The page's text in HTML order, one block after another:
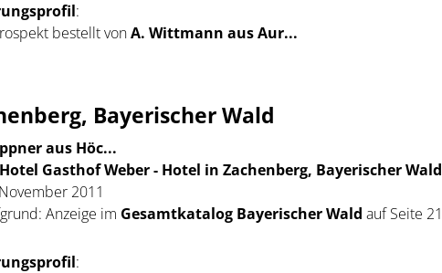
:
bestellt vonA. Wittmann aus Aur...
Bayerischer Wald
aus Höc...
Hotel Gasthof Weber - Hotel in Zachenberg, Bayerischer Wald
2011
Anzeige im Gesamtkatalog Bayerischer Wald auf Seite 21
: